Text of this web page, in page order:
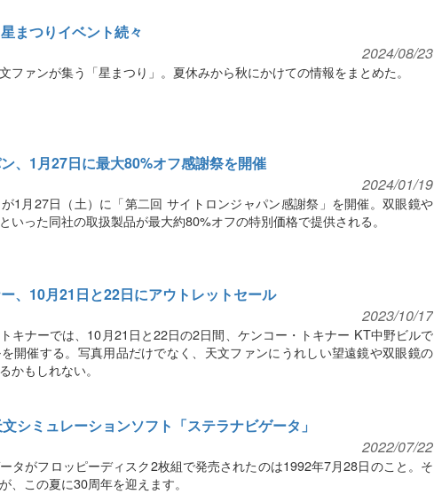
まつりイベント続々
2024/08/23
ファンが集う「星まつり」。夏休みから秋にかけての情報をまとめた。
、1月27日に最大80%オフ感謝祭を開催
2024/01/19
1月27日（土）に「第二回 サイトロンジャパン感謝祭」を開催。双眼鏡や
いった同社の取扱製品が最大約80%オフの特別価格で提供される。
、10月21日と22日にアウトレットセール
2023/10/17
キナーでは、10月21日と22日の2日間、ケンコー・トキナー KT中野ビルで
開催する。写真用品だけでなく、天文ファンにうれしい望遠鏡や双眼鏡の
かもしれない。
シミュレーションソフト「ステラナビゲータ」
2022/07/22
タがフロッピーディスク2枚組で発売されたのは1992年7月28日のこと。そ
、この夏に30周年を迎えます。